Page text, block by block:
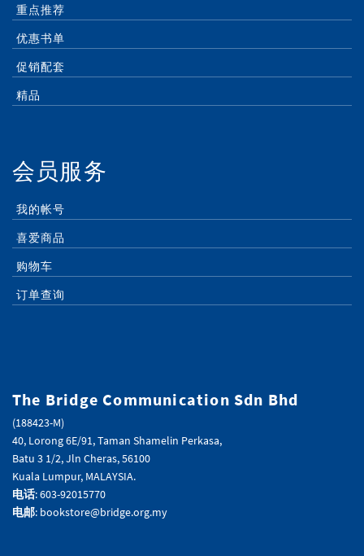
重点推荐
优惠书单
促销配套
精品
会员服务
我的帐号
喜爱商品
购物车
订单查询
The Bridge Communication Sdn Bhd
(188423-M)
40, Lorong 6E/91, Taman Shamelin Perkasa,
Batu 3 1/2, Jln Cheras, 56100
Kuala Lumpur, MALAYSIA.
电话: 603-92015770
电邮: bookstore@bridge.org.my